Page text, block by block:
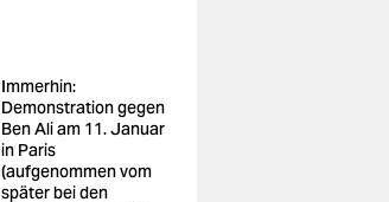
Immerhin:
Demonstration gegen
Ben Ali am 11. Januar
in Paris
(aufgenommen vom
später bei den